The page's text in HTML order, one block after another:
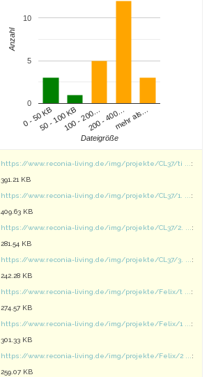
0 - 50 KB50 - 100 KB100 - 200…200 - 400…mehr als…
0
5
10
Dateigröße
Anzahl
https://www.reconia-living.de/img/projekte/CL37/ti ... :
391.21 KB
https://www.reconia-living.de/img/projekte/CL37/1. ... :
409.63 KB
https://www.reconia-living.de/img/projekte/CL37/2. ... :
281.54 KB
https://www.reconia-living.de/img/projekte/CL37/3. ... :
242.28 KB
https://www.reconia-living.de/img/projekte/Felix/t ... :
274.57 KB
https://www.reconia-living.de/img/projekte/Felix/1 ... :
301.33 KB
https://www.reconia-living.de/img/projekte/Felix/2 ... :
259.07 KB